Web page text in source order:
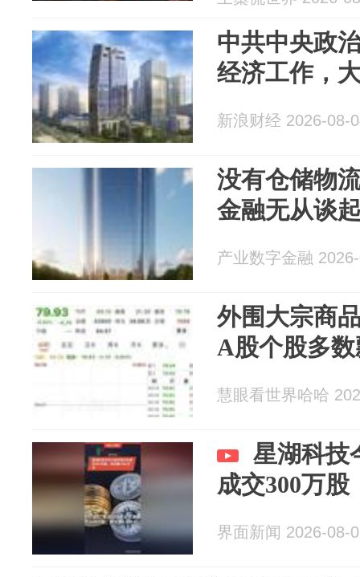
中共中央政
经济工作，
新浪财经 2026-08-
没有仓储物
金融无从谈
产业数字金融
外围大宗商
A股个股多
慧眼看世界哈哈
星湖科技
成交300万股
界面新闻 2026-08-